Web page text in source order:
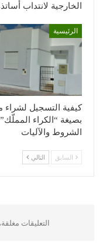
الخارجية لانتداب
الرئيسية
كيفية التسجيل
بصيغة “الكراء
الشروط والآليات
السابق التالي
التعليقات